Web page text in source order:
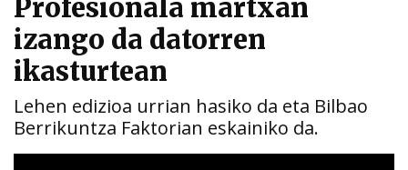
Profesionala martxan
izango da datorren
ikasturtean
Lehen edizioa urrian hasiko da eta Bilbao
Berrikuntza Faktorian eskainiko da.